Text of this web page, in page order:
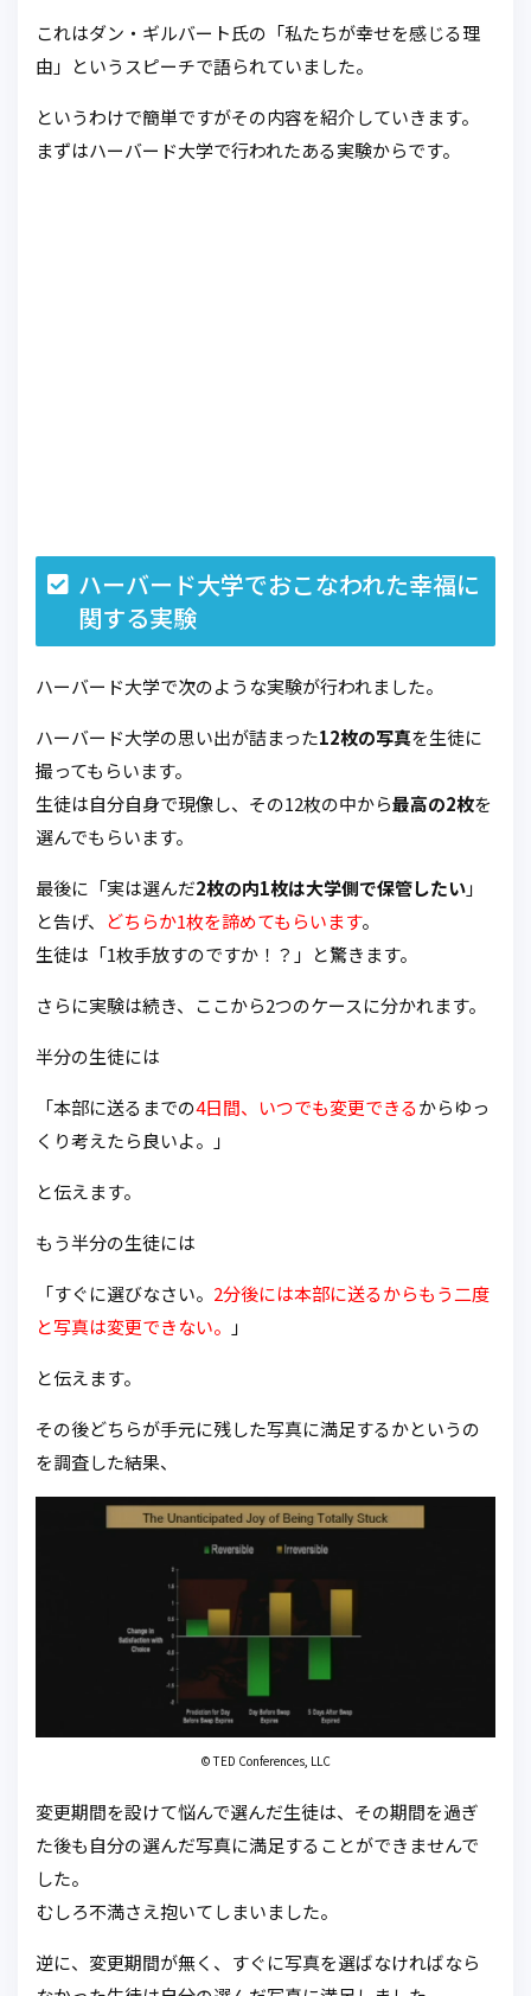
これはダン・ギルバート氏の「私たちが幸せを感じる理
由」というスピーチで語られていました。
というわけで簡単ですがその内容を紹介していきます。
まずはハーバード大学で行われたある実験からです。
ハーバード大学でおこなわれた幸福に
関する実験
ハーバード大学で次のような実験が行われました。
ハーバード大学の思い出が詰まった12枚の写真を生徒に
撮ってもらいます。
生徒は自分自身で現像し、その12枚の中から最高の2枚を
選んでもらいます。
最後に「実は選んだ2枚の内1枚は大学側で保管したい」
と告げ、 どちらか1枚を諦めてもらいます。
生徒は「1枚手放すのですか！？」と驚きます。
さらに実験は続き、ここから2つのケースに分かれます。
半分の生徒には
「本部に送るまでの4日間、いつでも変更できるからゆっ
くり考えたら良いよ。」
と伝えます。
もう半分の生徒には
「すぐに選びなさい。 2分後には本部に送るからもう二度
と写真は変更できない。
」
と伝えます。
その後どちらが手元に残した写真に満足するかというの
を調査した結果、
© TED Conferences, LLC
変更期間を設けて悩んで選んだ生徒は、その期間を過ぎ
た後も自分の選んだ写真に満足することができませんで
した。
むしろ不満さえ抱いてしまいました。
逆に、変更期間が無く、すぐに写真を選ばなければなら